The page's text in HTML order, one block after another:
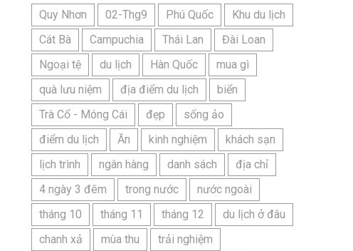
Quy Nhơn 02-Thg9 Phú Quốc
Khu du lịch
Cát Bà
Campuchia Thái Lan
Đài Loan
Ngoại tệ
du lịch Hàn Quốc
mua gì
quà lưu niệm
địa điểm du lịch
biển
Trà Cổ - Móng Cái
đẹp
sống ảo
điểm du lịch
Ăn kinh nghiệm
khách sạn
lịch trình
ngân hàng danh sách
địa chỉ
4 ngày 3 đêm
trong nước
nước ngoài
tháng 10
tháng 11 tháng 12
du lịch ở đâu
chanh xả
mùa thu
trải nghiệm